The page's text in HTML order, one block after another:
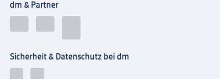
dm & Partner
Sicherheit & Datenschutz bei dm